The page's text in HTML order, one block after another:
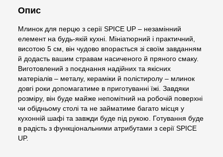
Опис
Млинок для перцю з серії SPICE UP – незамінний
елемент на будь-якій кухні. Мініатюрний і практичний,
висотою 5 см, він чудово впорається зі своїм завданням
й додасть вашим стравам насиченого й пряного смаку.
Виготовлений з поєднання надійних та якісних
матеріалів – металу, кераміки й полістиролу – млинок
довгі роки допомагатиме в приготуванні їжі. Завдяки
розміру, він буде майже непомітний на робочій поверхні
чи обідньому столі та не займатиме багато місця у
кухонній шафі та завжди буде під рукою. Готування буде
в радість з функціональними атрибутами з серії SPICE
UP.